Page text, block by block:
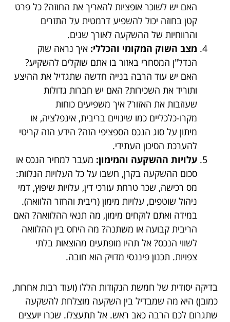
האם יש לשוכר אופציות להאריך את החוזה? כל פרט
קטן בחוזה יכול להשפיע דרמטית על התזרים
והרווחיות של ההשקעה לאורך שנים.
מצב השוק המקומי והכללי: איך נראה שוק
הנדל"ן המסחרי באזור בו אתם שוקלים להשקיע?
האם יש עוד הרבה בנייה חדשה שתגדיל את ההיצע
ותוריד את השכירות? האם יש חברות גדולות
שעוזבות את האזור? איך משפיעים כוחות
מקרו-כלכליים כמו שינויים בריבית, אינפלציה, או
מיתון על סוג הנכס הספציפי הזה? הידע הזה קריטי
להערכת הסיכון העתידי.
עלויות ההשקעה והמימון: מעבר למחיר הנכס או
סכום ההשקעה בקרן, חשבו על כל העלויות הנלוות:
מס רכישה, שכר טרחת עורכי דין, עלויות שיפוץ, דמי
ניהול שוטפים, עלויות מימון (ריבית והחזר הלוואה).
במידה ואתם לוקחים מימון, מה תנאי ההלוואה? האם
הריבית קבועה או משתנה? מה היחס בין ההלוואה
לשווי הנכס? אל תהיו מופתעים מהוצאות בלתי
צפויות. תכנון פיננסי מדויק הוא חובה.
בדיקה יסודית של חמשת הנקודות הללו (ועוד רבות אחרות,
כמובן) היא מה שמבדיל בין השקעה מוצלחת להשקעה
שתגרום לכם הרבה כאב ראש. אל תתעצלו. שכרו יועצים